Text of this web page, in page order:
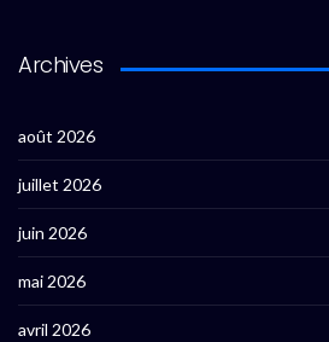
Archives
août 2026
juillet 2026
juin 2026
mai 2026
avril 2026